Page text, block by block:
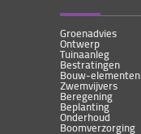
Groenadvies
Ontwerp
Tuinaanleg
Bestratingen
Bouw-elementen
Zwemvijvers
Beregening
Beplanting
Onderhoud
Boomverzorging